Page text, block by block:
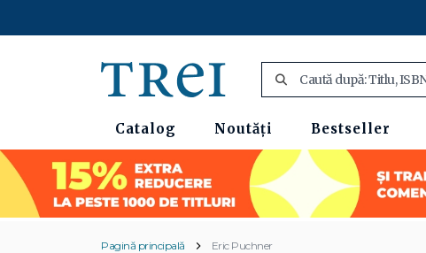
Catalog Noutăți Bestseller
Pagină principală Eric Puchner